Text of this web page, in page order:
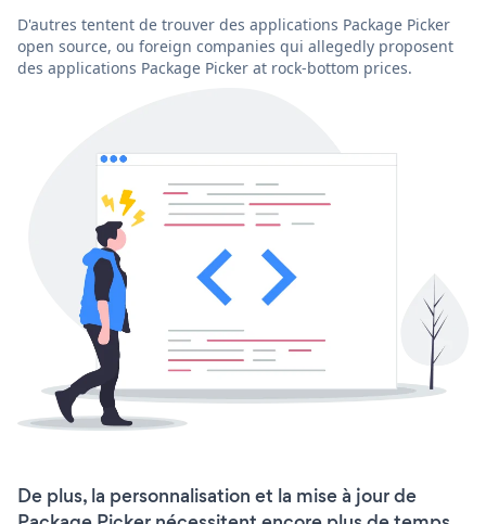
D'autres tentent de trouver des applications Package Picker
open source, ou foreign companies qui allegedly proposent
des applications Package Picker at rock-bottom prices.
De plus, la personnalisation et la mise à jour de